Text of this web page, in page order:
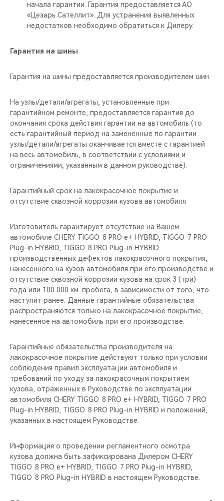
начала гарантии. Гарантия предоставляется АО
«Цезарь Сателлит». Для устранения выявленных
недостатков необходимо обратиться к Дилеру.
Гарантия на шины
Гарантия на шины предоставляется производителем шин.
На узлы/детали/агрегаты, установленные при
гарантийном ремонте, предоставляется гарантия до
окончания срока действия гарантии на автомобиль (то
есть гарантийный период на замененные по гарантии
узлы/детали/агрегаты оканчивается вместе с гарантией
на весь автомобиль, в соответствии с условиями и
ограничениями, указанным в данном руководстве).
Гарантийный срок на лакокрасочное покрытие и
отсутствие сквозной коррозии кузова автомобиля
Изготовитель гарантирует отсутствие на Вашем
автомобиле CHERY TIGGO 8 PRO е+ HYBRID, TIGGO 7 PRO
Plug-in HYBRID, TIGGO 8 PRO Plug-in HYBRID
производственных дефектов лакокрасочного покрытия,
нанесенного на кузов автомобиля при его производстве и
отсутствие сквозной коррозии кузова на срок 3 (три)
года или 100 000 км. пробега, в зависимости от того, что
наступит ранее. Данные гарантийные обязательства
распространяются только на лакокрасочное покрытие,
нанесенное на автомобиль при его производстве.
Гарантийные обязательства производителя на
лакокрасочное покрытие действуют только при условии
соблюдения правил эксплуатации автомобиля и
требований по уходу за лакокрасочным покрытием
кузова, отраженных в Руководстве по эксплуатации
автомобиля CHERY TIGGO 8 PRO е+ HYBRID, TIGGO 7 PRO
Plug-in HYBRID, TIGGO 8 PRO Plug-in HYBRID и положений,
указанных в настоящем Руководстве.
Информация о проведении регламентного осмотра
кузова должна быть зафиксирована Дилером CHERY
TIGGO 8 PRO е+ HYBRID, TIGGO 7 PRO Plug-in HYBRID,
TIGGO 8 PRO Plug-in HYBRID в настоящем Руководстве.